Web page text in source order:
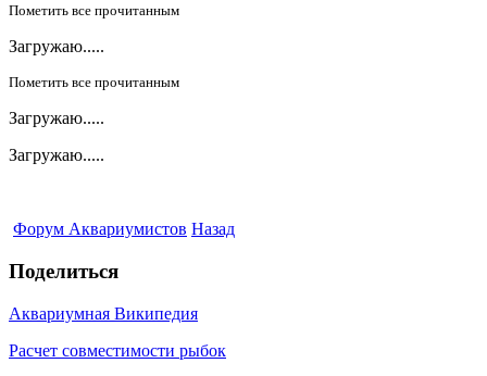
Пометить все прочитанным
Загружаю.....
Пометить все прочитанным
Загружаю.....
Загружаю.....
Форум Аквариумистов Назад
Поделиться
Аквариумная Википедия
Расчет совместимости рыбок